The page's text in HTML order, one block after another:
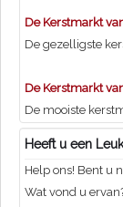
De Kerstmarkt
De gezelligste
De Kerstmarkt
De mooiste
Heeft u een
Help ons! Bent u
Wat vond u